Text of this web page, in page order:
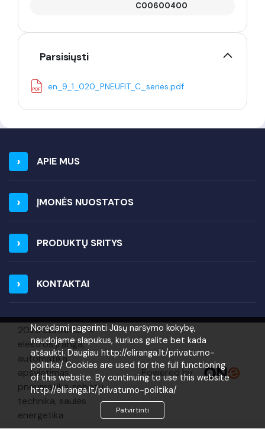
Norėdami pagerinti Jūsų naršymo kokybę,
naudojame slapukus, kuriuos galite bet kada
atšaukti. Daugiau http://eliranga.lt/privatumo-
politika/ Cookies are used for the full functioning
of this website. By continuing to use this website
http://eliranga.lt/privatumo-politika/
Patvirtinti
C00600400
Parsisiųsti
en_9_1_020_PNEUFIT_C_series.pdf
APIE MUS
ĮMONĖS NUOSTATOS
PRODUKTŲ SRITYS
KONTAKTAI
2026 ELIRANGA =
elektros įranga,
automatika,
apšvietimas,
pneumatika, robotų
technika, saulės
energetika
Powered by